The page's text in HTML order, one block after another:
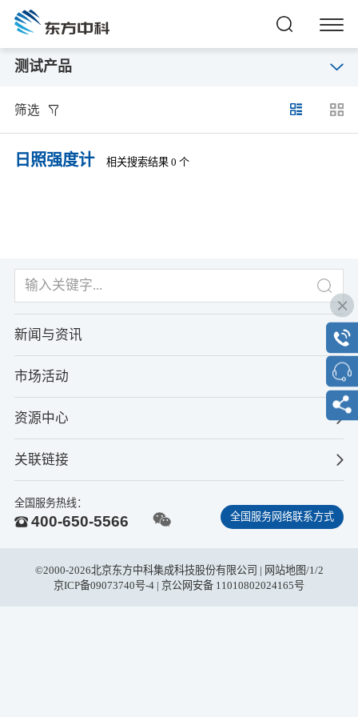
测试产品
筛选
日照强度计 相关搜索结果 0 个
新闻与资讯
市场活动
资源中心
关联链接
全国服务热线：
400-650-5566 全国服务网络联系方式
©2000-2026北京东方中科集成科技股份有限公司 | 网站地图/1 /2
京ICP备09073740号-4 | 京公网安备 11010802024165号